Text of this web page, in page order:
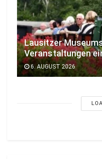
Lausitzer
Veranstaltungen
6. AUGUST 2026